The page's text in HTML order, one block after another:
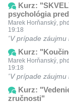
Kurz:
psychológia
Marek Horňanský,
19:18
V prípade záujmu
Kurz:
Marek Horňanský,
19:18
V prípade záujmu
Kurz:
zručnosti"